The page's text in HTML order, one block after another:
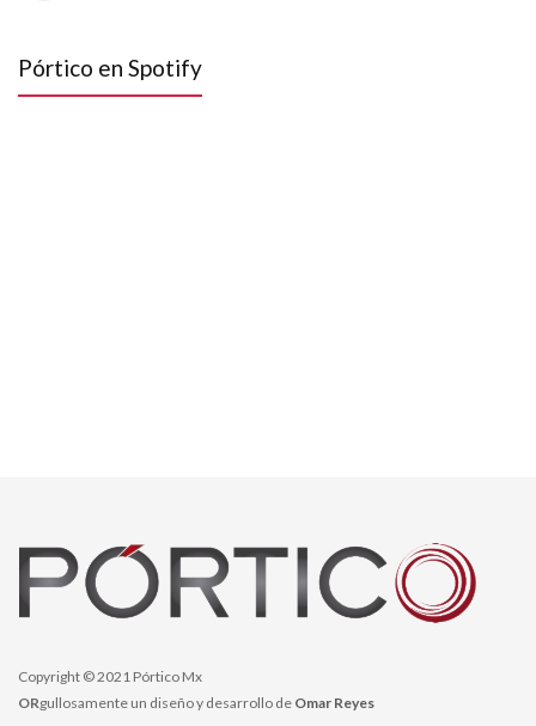
Pórtico en Spotify
Copyright © 2021 Pórtico Mx
ORgullosamente un diseño y desarrollo de Omar Reyes